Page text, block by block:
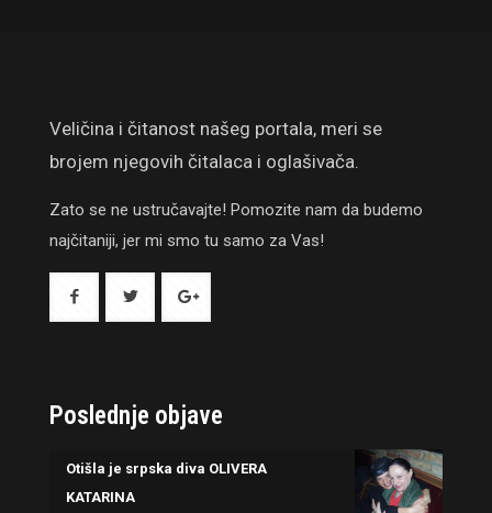
Veličina i čitanost našeg portala, meri se
brojem njegovih čitalaca i oglašivača.
Zato se ne ustručavajte! Pomozite nam da budemo
najčitaniji, jer mi smo tu samo za Vas!
Poslednje objave
Otišla je srpska diva OLIVERA
KATARINA